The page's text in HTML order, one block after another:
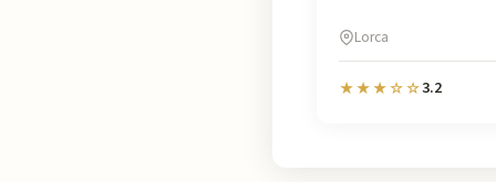
Lorca
★★★☆☆3.2